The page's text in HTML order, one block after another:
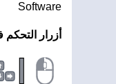
Software
أزرار التحكم
|